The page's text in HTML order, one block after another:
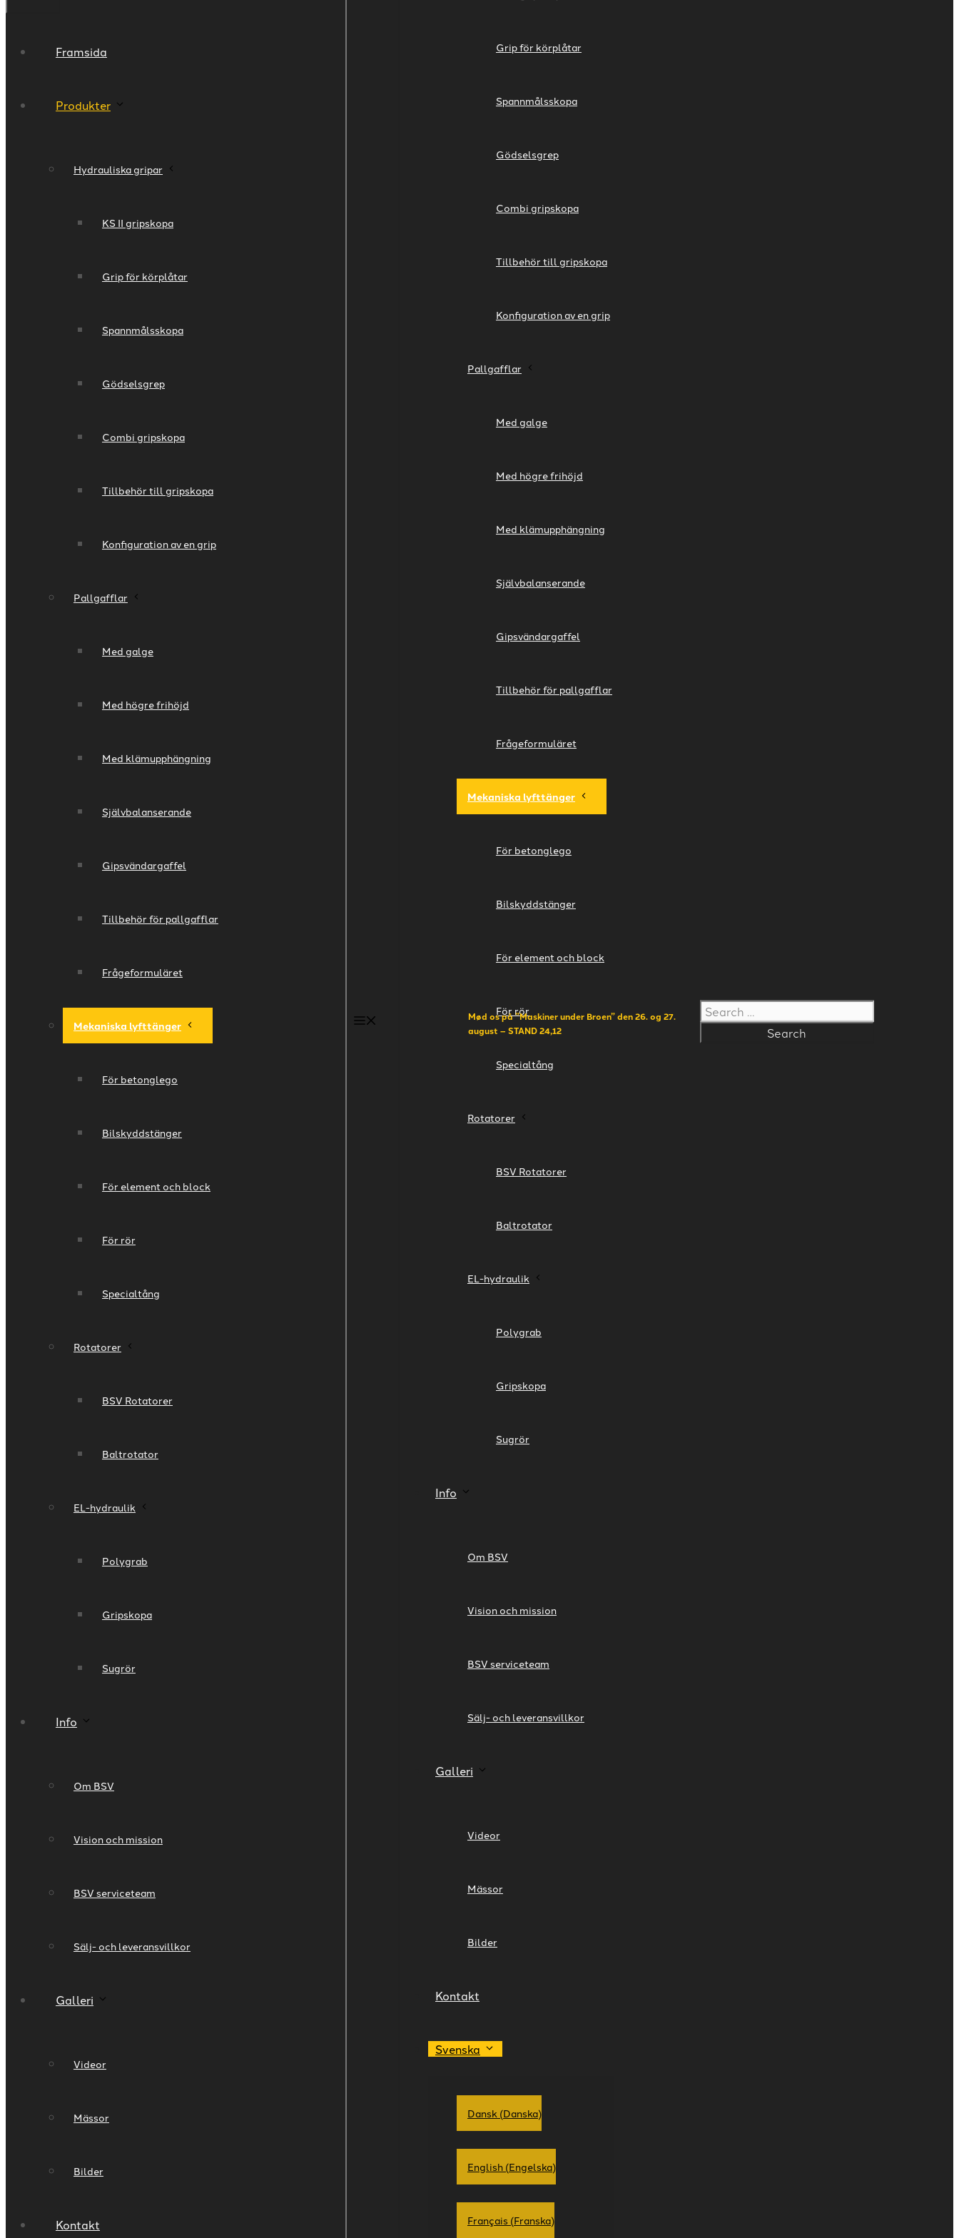
Mød os på”Maskiner under Broen” den 26. og 27.
august – STAND 24,12
Search
for:
Grip för körplåtar
Spannmålsskopa
Gödselsgrep
Combi gripskopa
​Tillbehör till gripskopa
Konfiguration av en grip
Pallgafflar
Med galge
Med högre frihöjd
Med klämupphängning
Självbalanserande
Gipsvändargaffel
Tillbehör för pallgafflar
Frågeformuläret
Mekaniska lyfttänger
För betonglego
Bilskyddstänger
För element och block
För rör
Specialtång
Rotatorer
BSV Rotatorer​
Baltrotator
EL-hydraulik​
Polygrab
Gripskopa
Sugrör
Info
Om BSV
Vision och mission
BSV serviceteam
Sälj- och leveransvillkor
Galleri
Videor
Mässor
Bilder
Kontakt
Svenska
Dansk (Danska)
English (Engelska)
Français (Franska)
Framsida
Produkter
Hydrauliska gripar
KS II gripskopa
Grip för körplåtar
Spannmålsskopa
Gödselsgrep
Combi gripskopa
​Tillbehör till gripskopa
Konfiguration av en grip
Pallgafflar
Med galge
Med högre frihöjd
Med klämupphängning
Självbalanserande
Gipsvändargaffel
Tillbehör för pallgafflar
Frågeformuläret
Mekaniska lyfttänger
För betonglego
Bilskyddstänger
För element och block
För rör
Specialtång
Rotatorer
BSV Rotatorer​
Baltrotator
EL-hydraulik​
Polygrab
Gripskopa
Sugrör
Info
Om BSV
Vision och mission
BSV serviceteam
Sälj- och leveransvillkor
Galleri
Videor
Mässor
Bilder
Kontakt